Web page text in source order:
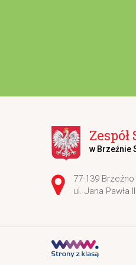
w Brzeźnie
Adres
77-139
ul. Jana Pawła